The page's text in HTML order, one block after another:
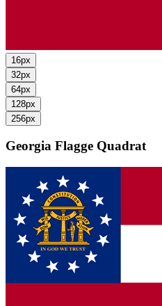
16px
32px
64px
128px
256px
Georgia Flagge Quadrat